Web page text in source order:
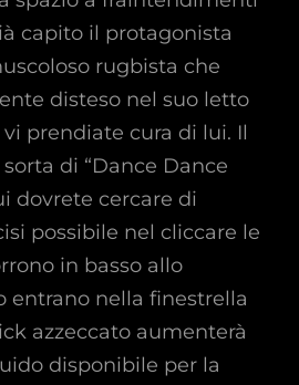
capito il protagonista
rugbista che
disteso nel suo letto
prendiate cura di lui. Il
di “Dance Dance
dovrete cercare di
possibile nel cliccare le
in basso allo
entrano nella finestrella
azzeccato aumenterà
disponibile per la